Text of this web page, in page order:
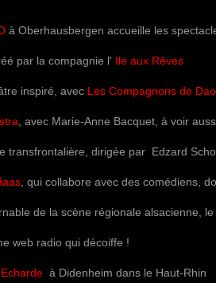
à Oberhausbergen accueille les
par la compagnie l' Ile aux Rêves
inspiré, avec Les Compagnons de
, avec Marie-Anne Bacquet, à voir
transfrontalière, dirigée par Edzard
, qui collabore avec des comédiens,
de la scène régionale alsacienne, le
web radio qui décoiffe !
à Didenheim dans le Haut-Rhin